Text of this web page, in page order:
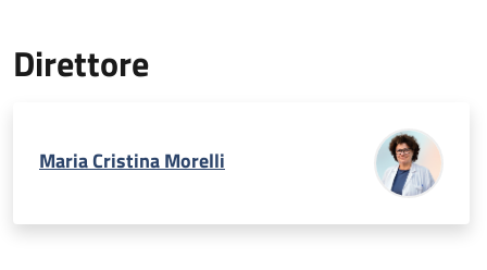
Direttore
Maria Cristina Morelli